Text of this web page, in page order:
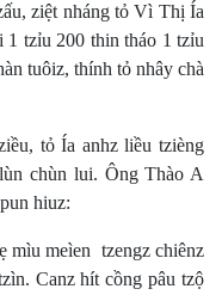
ziệt nháng tỏ Vì Thị Ía
1 tzỉu 200 thin tháo 1 tzỉu
tuôiz, thính tỏ nhây chà
tỏ Ía anhz liều tzièng
chùn lui. Ông Thào A
hiuz:
mìu meìen tzengz chiênz
Canz hít cồng pâu tzộ